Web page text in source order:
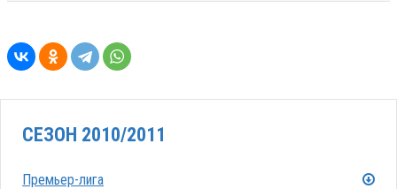
СЕЗОН 2010/2011
Премьер-лига